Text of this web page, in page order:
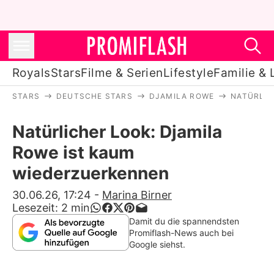
RoyalsStarsFilme & SerienLifestyleFamilie &
Stars
Filme & Serien
Lifestyle
Familie & Liebe
Promiflash Exklusiv
STARS DEUTSCHE STARS DJAMILA ROWE
Natürlicher Look: Djamila
Rowe ist kaum
wiederzuerkennen
30.06.26, 17:24 - Marina Birner
Lesezeit: 2 min
Damit du die spannendsten
Promiflash-News auch bei
Google siehst.